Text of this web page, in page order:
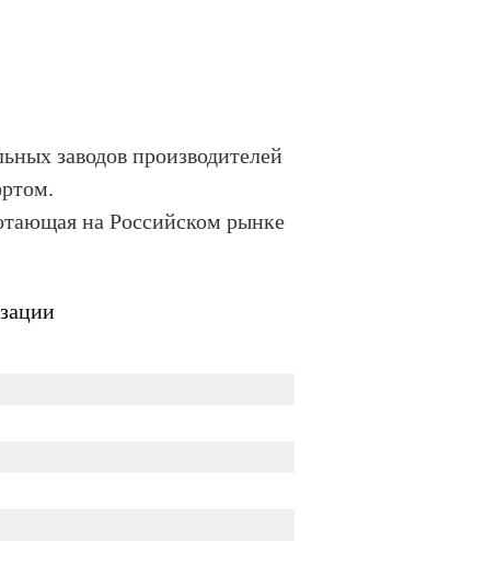
заводов производителей
на Российском рынке